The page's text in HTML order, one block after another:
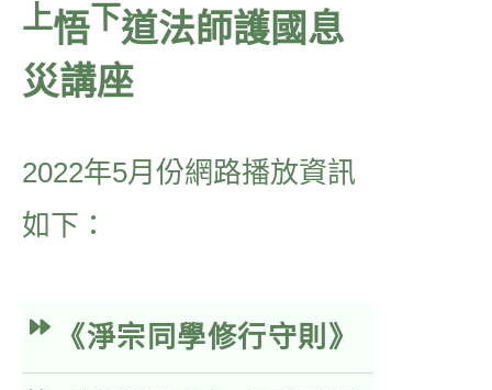
上悟下道法師護國息
災講座
2022年5月份網路播放資訊
如下：
《淨宗同學修行守則》